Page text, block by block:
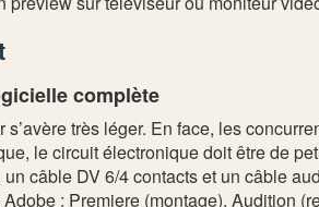
complète
s’avère très léger. En face, les
le circuit électronique doit être de
un câble DV 6/4 contacts et un câble
: Premiere (montage), Audition